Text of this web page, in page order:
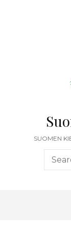
SUOMEN
for: